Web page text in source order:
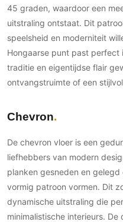
45 graden, waardoor een
uitstraling ontstaat. Dit
speelsheid en moderniteit
Hongaarse punt past perfect
traditie en eigentijdse flair
ontvangstruimte of een
Chevron
De chevron vloer is een
liefhebbers van modern
planken gesneden en
vormig patroon vormen. Dit
dynamische uitstraling die
minimalistische interieurs.